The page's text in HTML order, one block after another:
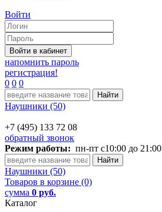
Войти
напомнить пароль
регистрация!
0 0 0
Наушники (50)
+7 (495) 133 72 08
обратный звонок
Режим работы: пн-пт с10:00 до 21:00
Наушники (50)
Товаров в корзине (0)
сумма 0 руб.
Каталог